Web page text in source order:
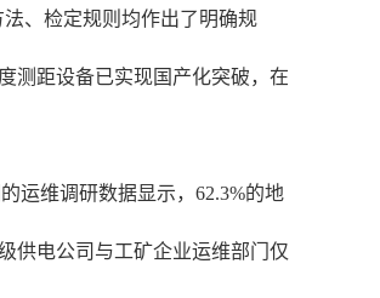
法、检定规则均作出了明确规
测距设备已实现国产化突破，在
运维调研数据显示，62.3%的地
供电公司与工矿企业运维部门仅